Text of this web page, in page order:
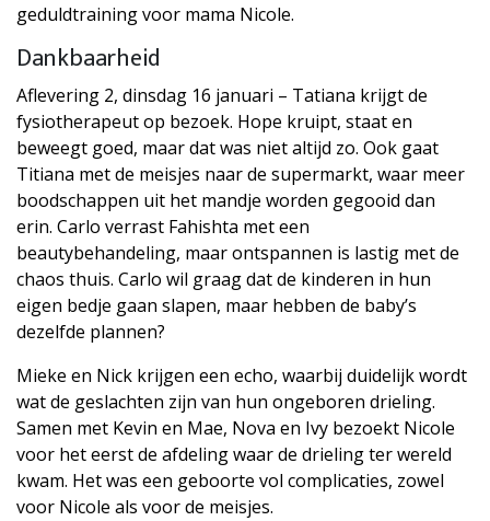
geduldtraining voor mama Nicole.
Dankbaarheid
Aflevering 2, dinsdag 16 januari – Tatiana krijgt de
fysiotherapeut op bezoek. Hope kruipt, staat en
beweegt goed, maar dat was niet altijd zo. Ook gaat
Titiana met de meisjes naar de supermarkt, waar meer
boodschappen uit het mandje worden gegooid dan
erin. Carlo verrast Fahishta met een
beautybehandeling, maar ontspannen is lastig met de
chaos thuis. Carlo wil graag dat de kinderen in hun
eigen bedje gaan slapen, maar hebben de baby’s
dezelfde plannen?
Mieke en Nick krijgen een echo, waarbij duidelijk wordt
wat de geslachten zijn van hun ongeboren drieling.
Samen met Kevin en Mae, Nova en Ivy bezoekt Nicole
voor het eerst de afdeling waar de drieling ter wereld
kwam. Het was een geboorte vol complicaties, zowel
voor Nicole als voor de meisjes.